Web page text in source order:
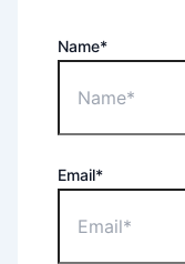
Name*
Email*